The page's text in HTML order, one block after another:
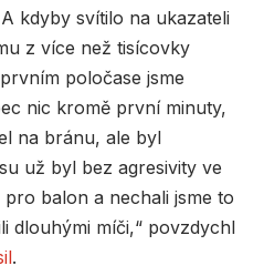
kdyby svítilo na ukazateli
z více než tisícovky
poločase jsme
nic kromě první minuty,
na bránu, ale byl
už byl bez agresivity ve
pro balon a nechali jsme to
dlouhými míči,“ povzdychl
.